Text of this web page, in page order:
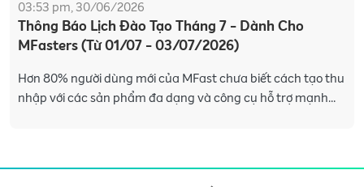
03:53 pm, 30/06/2026
Thông Báo Lịch Đào Tạo Tháng 7 - Dành Cho
MFasters (Từ 01/07 - 03/07/2026)
Hơn 80% người dùng mới của MFast chưa biết cách tạo thu
nhập với các sản phẩm đa dạng và công cụ hỗ trợ mạnh